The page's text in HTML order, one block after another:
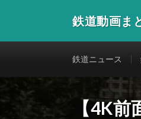
鉄道動画ま
鉄道ニュース
【4K